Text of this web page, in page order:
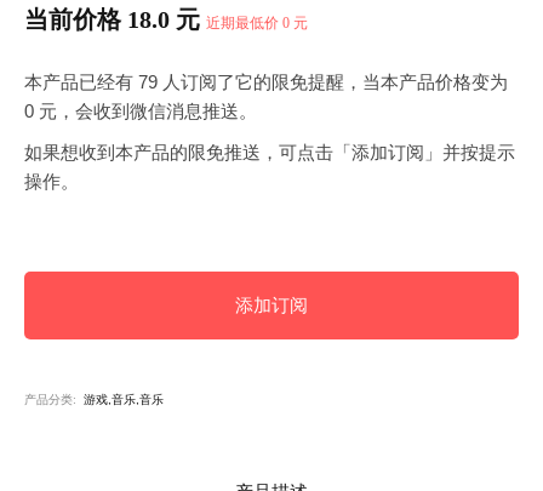
当前价格 18.0 元 近期最低价 0 元
本产品已经有 79 人订阅了它的限免提醒，当本产品价格变为
0 元，会收到微信消息推送。
如果想收到本产品的限免推送，可点击「添加订阅」并按提示
操作。
添加订阅
产品分类: 游戏,音乐,音乐